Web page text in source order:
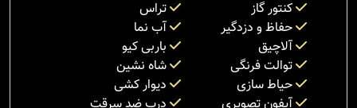
کنتور گاز
تراس
حفاظ و دزدگیر
آب نما
آلاچیق
باربی کیو
توالت فرنگی
شاه نشین
حیاط سازی
دیوار کشی